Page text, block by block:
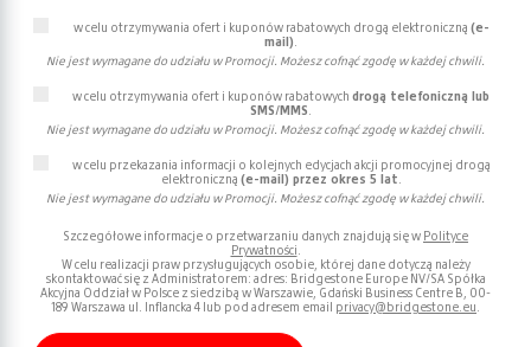
w celu otrzymywania ofert i kuponów rabatowych drogą elektroniczną (e-
mail)
Nie jest wymagane do udziału w Promocji. Możesz cofnąć zgodę w każdej chwili.
w celu otrzymywania ofert i kuponów rabatowych drogą telefoniczną lub
SMS/MMS
Nie jest wymagane do udziału w Promocji. Możesz cofnąć zgodę w każdej chwili.
w celu przekazania informacji o kolejnych edycjach akcji promocyjnej drogą
elektroniczną (e-mail) przez okres 5 lat
Nie jest wymagane do udziału w Promocji. Możesz cofnąć zgodę w każdej chwili.
Szczegółowe informacje o przetwarzaniu danych znajdują się w Polityce
Prywatności
W celu realizacji praw przysługujących osobie, której dane dotyczą należy
skontaktować się z Administratorem: adres: Bridgestone Europe NV/SA Spółka
Akcyjna Oddział w Polsce z siedzibą w Warszawie, Gdański Business Centre B, 00-
189 Warszawa ul. Inflancka 4 lub pod adresem email privacy@bridgestone.eu